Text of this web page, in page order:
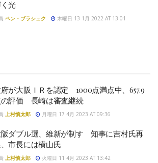
光
ベン・ブラシュク 木曜日 13 1月 2022 AT 13:01
が大阪ＩＲを認定 1000点満点中、657.9
の評価 長崎は審査継続
上村慎太郎 月曜日 17 4月 2023 AT 09:36
ダブル選、維新が制す 知事に吉村氏再
市長には横山氏
上村慎太郎 火曜日 11 4月 2023 AT 13:42